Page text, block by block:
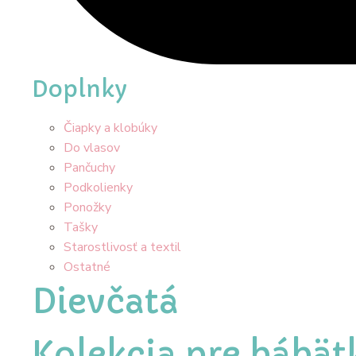
Doplnky
Čiapky a klobúky
Do vlasov
Pančuchy
Podkolienky
Ponožky
Tašky
Starostlivosť a textil
Ostatné
Dievčatá